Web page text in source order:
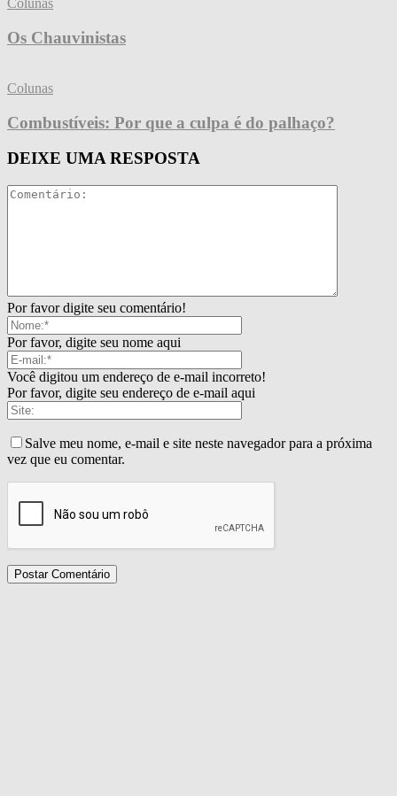
Colunas
Os Chauvinistas
Colunas
Combustíveis: Por que a culpa é do palhaço?
DEIXE UMA RESPOSTA
Por favor digite seu comentário!
Por favor, digite seu nome aqui
Você digitou um endereço de e-mail incorreto!
Por favor, digite seu endereço de e-mail aqui
Salve meu nome, e-mail e site neste navegador para a próxima
vez que eu comentar.